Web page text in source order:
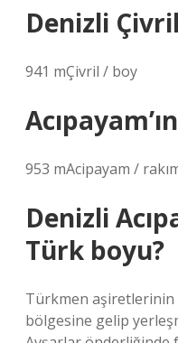
Denizli
941 mÇivril / boy
953 mAcipayam /
Denizli
Türk boyu?
Türkmen aşiretlerinin
bölgesine gelip